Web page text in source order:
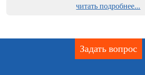
читать подробнее...
Задать вопрос